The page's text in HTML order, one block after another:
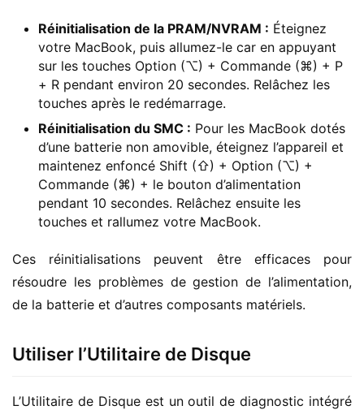
Réinitialisation de la PRAM/NVRAM : Éteignez
votre MacBook, puis allumez-le car en appuyant
sur les touches Option (⌥) + Commande (⌘) + P
+ R pendant environ 20 secondes. Relâchez les
touches après le redémarrage.
Réinitialisation du SMC : Pour les MacBook dotés
d’une batterie non amovible, éteignez l’appareil et
maintenez enfoncé Shift (⇧) + Option (⌥) +
Commande (⌘) + le bouton d’alimentation
pendant 10 secondes. Relâchez ensuite les
touches et rallumez votre MacBook.
Ces réinitialisations peuvent être efficaces pour
résoudre les problèmes de gestion de l’alimentation,
de la batterie et d’autres composants matériels.
Utiliser l’Utilitaire de Disque
L’Utilitaire de Disque est un outil de diagnostic intégré